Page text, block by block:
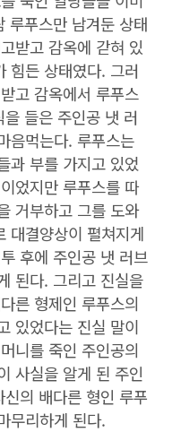
루푸스만 남겨둔 상태
받고 감옥에 갇혀 있
힘든 상태였다. 그러
고 감옥에서 루푸스
들은 주인공 냇 러
음먹는다. 루푸스는
과 부를 가지고 있었
었지만 루푸스를 따
거부하고 그를 도와
대결양상이 펼쳐지게
후에 주인공 냇 러브
된다. 그리고 진실을
른 형제인 루푸스의
있었다는 진실 말이
니를 죽인 주인공의
사실을 알게 된 주인
의 배다른 형인 루푸
무리하게 된다.